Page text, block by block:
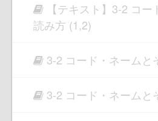
【テキスト】3-2 コ
読み方 (1,2)
3-2 コード・ネームと
3-2 コード・ネームと